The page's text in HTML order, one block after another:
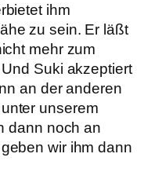
ihm
zu sein. Er läßt
mehr zum
Suki akzeptiert
an der anderen
unserem
dann noch an
wir ihm dann